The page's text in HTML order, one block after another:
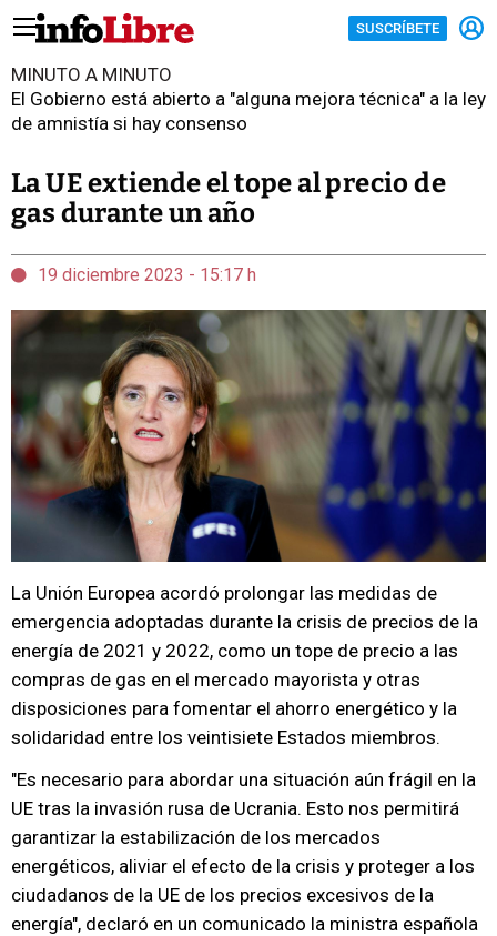
SUSCRÍBETE
MINUTO A MINUTO
El Gobierno está abierto a "alguna mejora técnica" a la ley
de amnistía si hay consenso
La UE extiende el tope al precio de
gas durante un año
19 diciembre 2023 - 15:17 h
La Unión Europea acordó prolongar las medidas de
emergencia adoptadas durante la crisis de precios de la
energía de 2021 y 2022, como un tope de precio a las
compras de gas en el mercado mayorista y otras
disposiciones para fomentar el ahorro energético y la
solidaridad entre los veintisiete Estados miembros.
"Es necesario para abordar una situación aún frágil en la
UE tras la invasión rusa de Ucrania. Esto nos permitirá
garantizar la estabilización de los mercados
energéticos, aliviar el efecto de la crisis y proteger a los
ciudadanos de la UE de los precios excesivos de la
energía", declaró en un comunicado la ministra española